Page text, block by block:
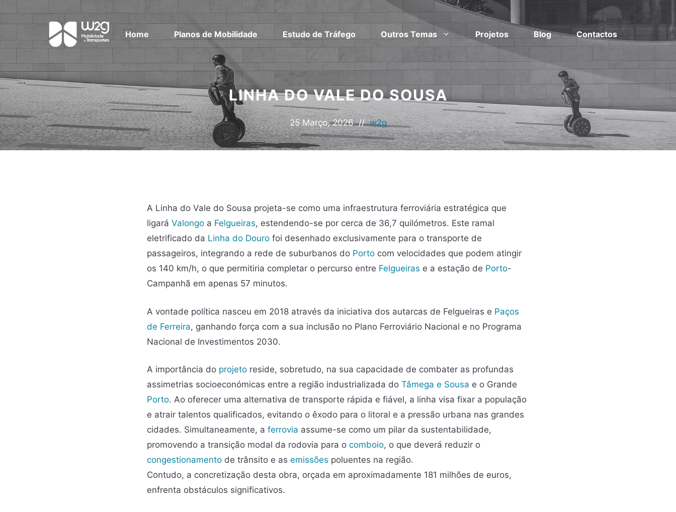
Home Planos de Mobilidade Estudo de Tráfego Outros Temas Projetos Blog Contactos
LINHA DO VALE DO SOUSA
25 Março, 2026 // w2g
A Linha do Vale do Sousa projeta-se como uma infraestrutura ferroviária estratégica que
ligará Valongo a Felgueiras, estendendo-se por cerca de 36,7 quilómetros. Este ramal
eletrificado da Linha do Douro foi desenhado exclusivamente para o transporte de
passageiros, integrando a rede de suburbanos do Porto com velocidades que podem atingir
os 140 km/h, o que permitiria completar o percurso entre Felgueiras e a estação de Porto-
Campanhã em apenas 57 minutos.
A vontade política nasceu em 2018 através da iniciativa dos autarcas de Felgueiras e Paços
de Ferreira, ganhando força com a sua inclusão no Plano Ferroviário Nacional e no Programa
Nacional de Investimentos 2030.
A importância do projeto reside, sobretudo, na sua capacidade de combater as profundas
assimetrias socioeconómicas entre a região industrializada do Tâmega e Sousa e o Grande
Porto. Ao oferecer uma alternativa de transporte rápida e fiável, a linha visa fixar a população
e atrair talentos qualificados, evitando o êxodo para o litoral e a pressão urbana nas grandes
cidades. Simultaneamente, a ferrovia assume-se como um pilar da sustentabilidade,
promovendo a transição modal da rodovia para o comboio, o que deverá reduzir o
congestionamento de trânsito e as emissões poluentes na região.
Contudo, a concretização desta obra, orçada em aproximadamente 181 milhões de euros,
enfrenta obstáculos significativos.